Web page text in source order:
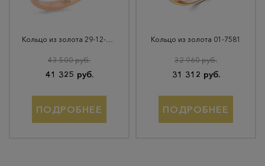
41 325 руб.
43 500 руб.
ПОДРОБНЕЕ
Кольцо из золота 01-7581
31 312 руб.
32 960 руб.
ПОДРОБНЕЕ